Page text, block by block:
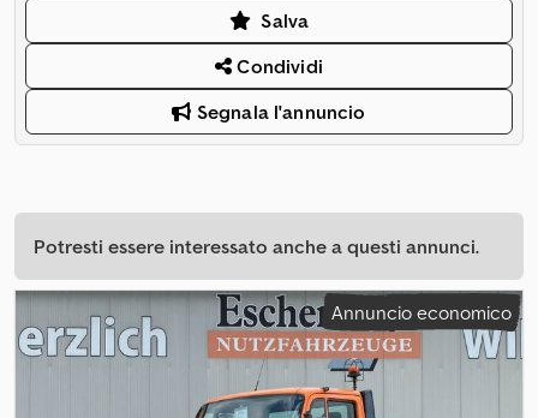
Salva
Condividi
Segnala l'annuncio
Potresti essere interessato anche a questi annunci.
Annuncio economico